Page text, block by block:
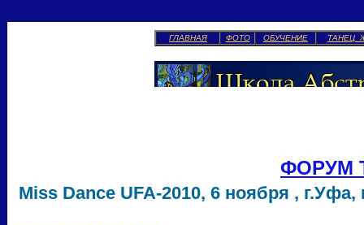
ГЛАВНАЯ ФОТО ОБУЧЕНИЕ ТАНЕЦ
ФОРУМ
Miss Dance UFA-2010, 6 ноября ,